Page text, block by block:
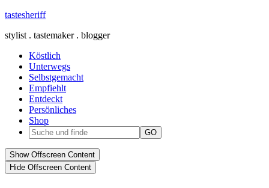
tastesheriff
stylist . tastemaker . blogger
Köstlich
Unterwegs
Selbstgemacht
Empfiehlt
Entdeckt
Persönliches
Shop
Show Offscreen Content
Hide Offscreen Content